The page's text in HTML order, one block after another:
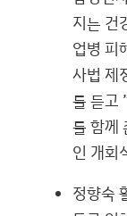
지는 건
업병 피
사법 제
를 듣고
를 함께
인 개회
정향숙